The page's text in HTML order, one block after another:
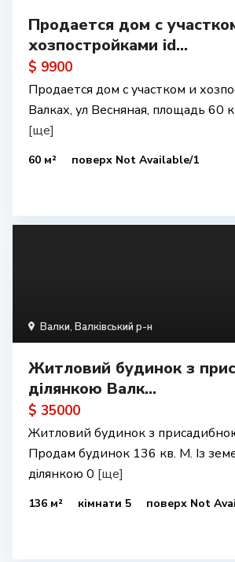
Продается дом с
хозпостройками id...
$ 9900
Продается дом с участком и
Валках, ул Весняная, площадь 60
[ще]
60 м² поверх Not Available/1
Валки, Валківський р-н
Житловий будинок з
ділянкою Валк...
$ 35000
Житловий будинок з
Продам будинок 136 кв. М. Із
ділянкою 0 [ще]
136 м² кімнати 5 поверх Not